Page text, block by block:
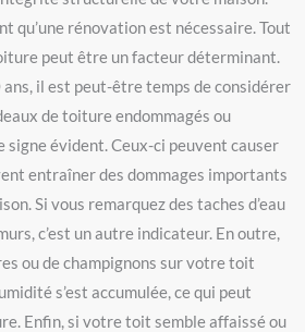
qu’une rénovation est nécessaire. Tout
peut être un facteur déterminant.
il est peut-être temps de considérer
de toiture endommagés ou
signe évident. Ceux-ci peuvent causer
entraîner des dommages importants
Si vous remarquez des taches d’eau
c’est un autre indicateur. En outre,
ou de champignons sur votre toit
s’est accumulée, ce qui peut
Enfin, si votre toit semble affaissé ou